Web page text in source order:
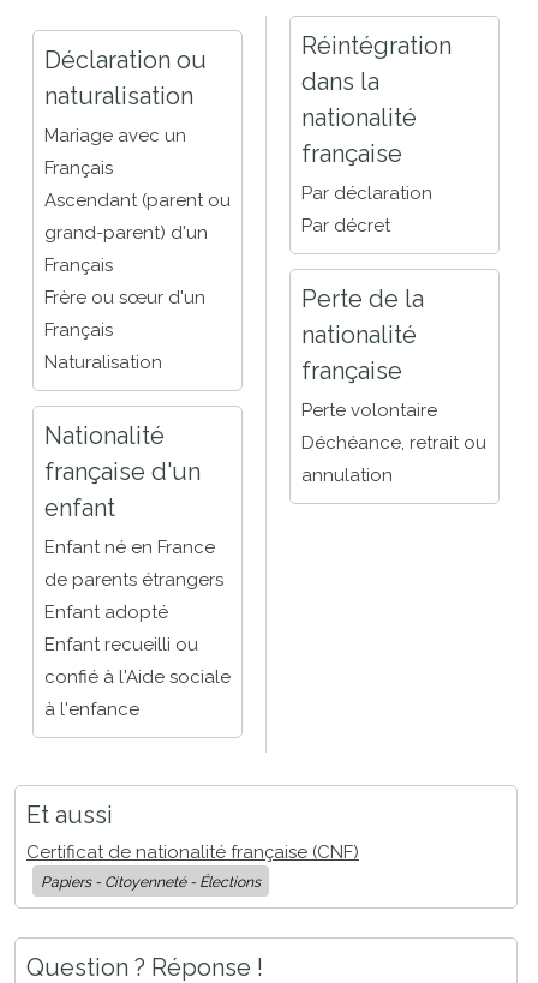
Déclaration ou
naturalisation
Mariage avec un
Français
Ascendant (parent ou
grand-parent) d'un
Français
Frère ou sœur d'un
Français
Naturalisation
Nationalité
française d'un
enfant
Enfant né en France
de parents étrangers
Enfant adopté
Enfant recueilli ou
confié à l'Aide sociale
à l'enfance
Réintégration
dans la
nationalité
française
Par déclaration
Par décret
Perte de la
nationalité
française
Perte volontaire
Déchéance, retrait ou
annulation
Et aussi
Certificat de nationalité française (CNF)
Papiers - Citoyenneté - Élections
Question ? Réponse !